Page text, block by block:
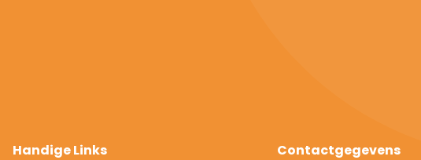
Handige Links
Contactgegevens